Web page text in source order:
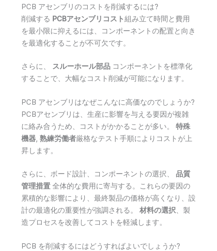
PCB アセンブリのコストを削減するには?
削減する PCBアセンブリコスト組み立て時間と費用
を最小限に抑えるには、コンポーネントの配置と向き
を最適化することが不可欠です。
さらに、 スルーホール部品 コンポーネントを標準化
することで、大幅なコスト削減が可能になります。
PCB アセンブリはなぜこんなに高価なのでしょうか?
PCBアセンブリは、生産に影響を与える要因が複雑
に絡み合うため、コストがかかることが多い。 特殊
機器, 熟練労働者厳格なテスト手順によりコストが上
昇します。
さらに、ボード設計、コンポーネントの選択、 品質
管理措置 全体的な費用に寄与する。これらの要因の
累積的な影響により、最終製品の価格が高くなり、設
計の最適化の重要性が強調される。 材料の選択、製
造プロセスを改善してコストを軽減します。
PCB を削減するにはどうすればよいでしょうか?